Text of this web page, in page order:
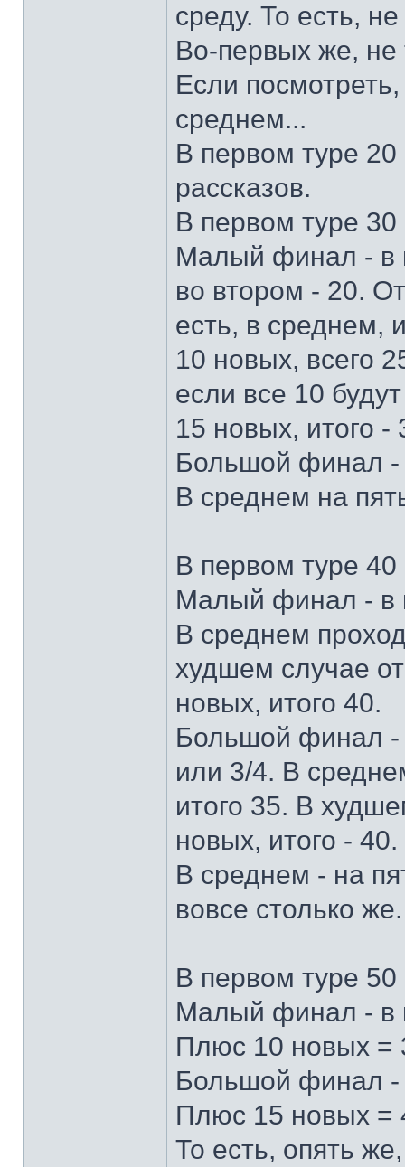
среду. То есть,
Во-первых же, не
Если посмотреть,
среднем...
В первом туре 20
рассказов.
В первом туре 30
Малый финал - в
во втором - 20.
есть, в среднем,
10 новых, всего
если все 10
15 новых, итого -
Большой финал -
В среднем на
В первом туре 40
Малый финал - в
В среднем
худшем случае
новых, итого 40.
Большой финал -
или 3/4. В
итого 35. В
новых, итого - 40.
В среднем - на
вовсе столько же.
В первом туре 50
Малый финал - в
Плюс 10 новых =
Большой финал -
Плюс 15 новых =
То есть, опять